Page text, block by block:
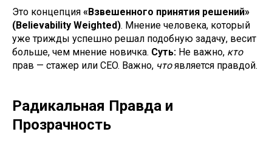
Это концепция «Взвешенного принятия решений»
(Believability Weighted). Мнение человека, который
уже трижды успешно решал подобную задачу, весит
больше, чем мнение новичка. Суть: Не важно, кто
прав — стажер или CEO. Важно, чтоявляется правдой.
Радикальная Правда и
Прозрачность